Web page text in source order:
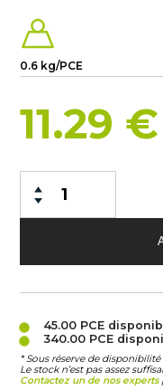
0.6 kg/PCE
11.29
45.00 PCE
340.00 PCE
* Sous réserve de
Le stock n’est pas assez
Contactez un de nos experts